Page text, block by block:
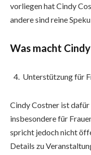
vorliegen hat Cindy
andere sind reine
Was macht
Unterstützung für
Cindy Costner ist
insbesondere für
spricht jedoch nicht
Details zu